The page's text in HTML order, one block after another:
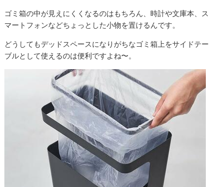
ゴミ箱の中が見えにくくなるのはもちろん、時計や文庫本、ス
マートフォンなどちょっとした小物を置けるんです。
どうしてもデッドスペースになりがちなゴミ箱上をサイドテー
ブルとして使えるのは便利ですよね〜。